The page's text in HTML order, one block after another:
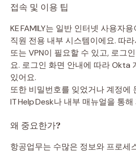
접속 및 이용 팁
KE FAMILY는 일반 인터넷 사용자
직원 전용 내부 시스템이에요. 따
또는 VPN이 필요할 수 있고, 로그
요. 로그인 화면 안내에 따라 Okta
있어요.
또한 비밀번호를 잊었거나 계정에
IT Help Desk나 내부 매뉴얼을 통
왜 중요한가?
항공업무는 수많은 정보와 프로세